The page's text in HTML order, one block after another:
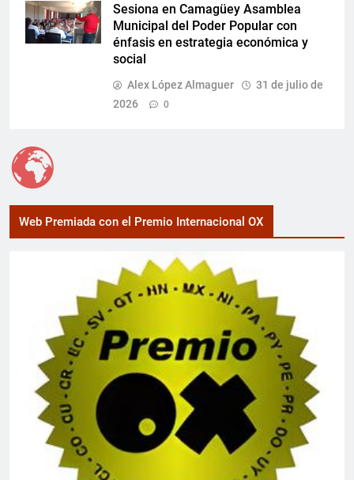
Sesiona en Camagüey Asamblea
Municipal del Poder Popular con
énfasis en estrategia económica y
social
Alex López Almaguer
31 de julio de
2026
0
Web Premiada con el Premio Internacional OX